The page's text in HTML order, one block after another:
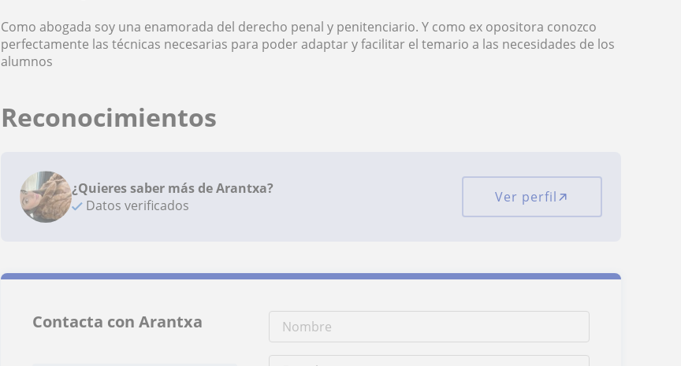
Como abogada soy una enamorada del derecho penal y penitenciario. Y como ex opositora conozco
perfectamente las técnicas necesarias para poder adaptar y facilitar el temario a las necesidades de los
alumnos
Reconocimientos
¿Quieres saber más de Arantxa?
Datos verificados
Ver perfil
Contacta con Arantxa